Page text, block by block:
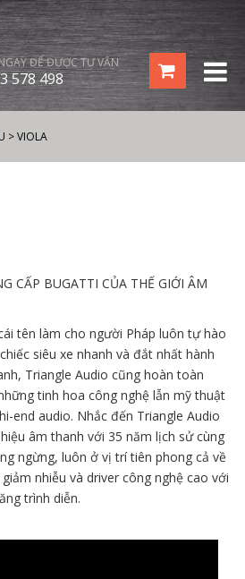
ĐỂ ĐƯỢC TƯ VẤN
578 498
>VIOLA
CẤP BUGATTI CỦA THẾ GIỚI ÂM
tên làm cho người Pháp luôn tự hào
siêu xe nhanh và đắt nhất hành
Triangle Audio cũng hoàn toàn
tinh hoa công nghệ lẫn mỹ thuật
end audio. Nhắc đến Triangle Audio
âm thanh với 35 năm lịch sử cùng
ngừng, luôn ở vị trí tiên phong cả về
nhiễu và driver công nghệ cao với
trình diễn.